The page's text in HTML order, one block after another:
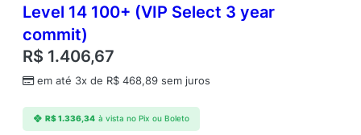
Level 14 100+ (VIP Select 3 year
commit)
R$ 1.406,67
em até 3x de R$ 468,89 sem juros
R$1.336,34 à vista no Pix ou Boleto